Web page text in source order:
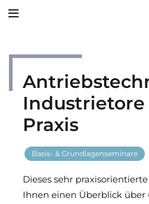
Service
Aktuelles
Programme
Industrietore
Praxis
Basis- & Grundlagenseminare
Dieses sehr
Ihnen einen Überblick über